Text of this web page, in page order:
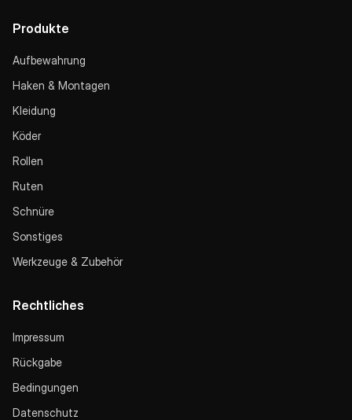
Produkte
Aufbewahrung
Haken & Montagen
Kleidung
Köder
Rollen
Ruten
Schnüre
Sonstiges
Werkzeuge & Zubehör
Rechtliches
Impressum
Rückgabe
Bedingungen
Datenschutz